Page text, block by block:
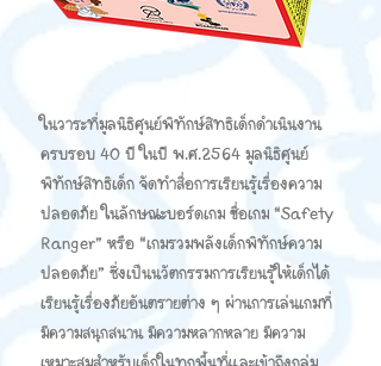
ในวาระที่มูลนิธิศูนย์พิทักษ์สิทธิเด็กดำเนินงาน
ครบรอบ 40 ปี ในปี พ.ศ.2564 มูลนิธิศูนย์
พิทักษ์สิทธิเด็ก จัดทำสื่อการเรียนรู้เรื่องความ
ปลอดภัย ในลักษณะบอร์ดเกม ชื่อเกม “Safety
Ranger” หรือ “เกมรวมพลังเด็กพิทักษ์ความ
ปลอดภัย” ซึ่งเป็นนวัตกรรมการเรียนรู้ให้เด็กได้
เรียนรู้เรื่องภัยอันตรายต่าง ๆ ผ่านการเล่นเกมที่
มีความสนุกสนาน มีความหลากหลาย มีความ